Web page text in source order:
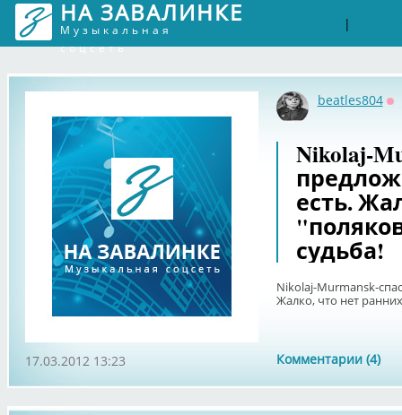
НА ЗАВАЛИНКЕ
Музыкальная
соцсеть
|
beatles804
Nikolaj-
есть.
судьба!
Nikolaj-Murmansk-
Жалко, что нет
Комментарии (4)
17.03.2012 13:23